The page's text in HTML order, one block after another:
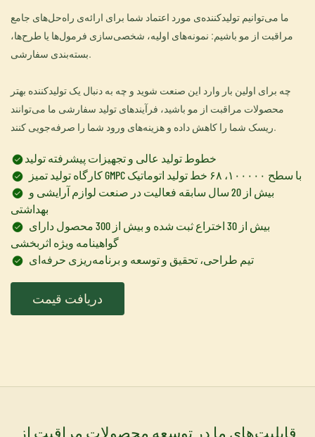
ما می‌توانیم تولیدکننده‌ی مورد اعتماد شما برای ارائه‌ی راه‌حل‌های جامع
مراقبت از مو باشیم: نمونه‌های اولیه، شخصی‌سازی فرمول‌ها یا طرح‌ها،
بسته‌بندی سفارشی.
چه برای اولین بار وارد این صنعت شوید و چه به دنبال یک تولیدکننده بهتر
محصولات مراقبت از مو باشید، فرآیندهای تولید سفارشی ما می‌توانند
ریسک شما را کاهش داده و هزینه‌های ورود شما را صرفه‌جویی کنند.
خطوط تولید عالی و تجهیزات پیشرفته تولید
کارگاه تولید تمیز GMPC با سطح ۱۰۰۰۰۰، ۶۸ خط تولید اتوماتیک
بیش از 20 سال سابقه فعالیت در صنعت لوازم آرایشی و
بهداشتی
بیش از 30 اختراع ثبت شده و بیش از 300 محصول دارای
گواهینامه ویژه اثربخشی
تیم طراحی، تحقیق و توسعه و برنامه‌ریزی حرفه‌ای
دریافت قیمت
قابلیت‌های ما در توسعه محصولات مراقبت از